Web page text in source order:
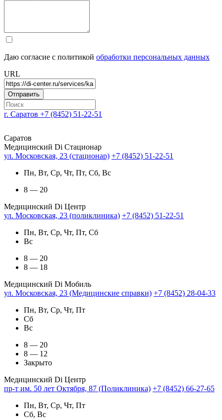
Даю согласие с политикой обработки персональных данных
URL
г. Саратов +7 (8452) 51-22-51
Саратов
Медицинский Di Стационар
ул. Московская, 23 (стационар) +7 (8452) 51-22-51
Пн, Вт, Ср, Чт, Пт, Сб, Вс
8 — 20
Медицинский Di Центр
ул. Московская, 23 (поликлиника) +7 (8452) 51-22-51
Пн, Вт, Ср, Чт, Пт, Сб
Вс
8 — 20
8 — 18
Медицинский Di Мобиль
ул. Московская, 23 (Медицинские справки) +7 (8452) 28-04-33
Пн, Вт, Ср, Чт, Пт
Сб
Вс
8 — 20
8 — 12
Закрыто
Медицинский Di Центр
пр-т им. 50 лет Октября, 87 (Поликлиника) +7 (8452) 66-27-65
Пн, Вт, Ср, Чт, Пт
Сб, Вс